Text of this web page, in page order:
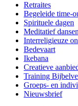
Retraites
Begeleide time-
Spirituele dagen
Meditatief dansen
Interreligieuze
Bedevaart
Ikebana
Creatieve
Training
Groeps- en
Nieuwsbrief